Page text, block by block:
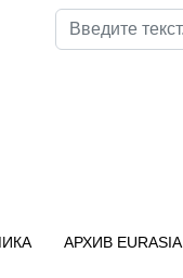
Поиск
АРХИВ EURASIA